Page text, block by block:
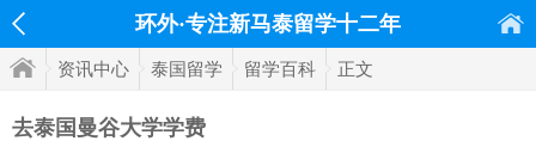
环外·专注新马泰留学十二年
资讯中心 泰国留学 留学百科 正文
去泰国曼谷大学学费